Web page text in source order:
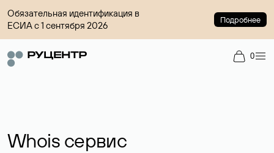
Обязательная идентификация в
ЕСИА с 1 сентября 2026
Подробнее
0
Whois сервис